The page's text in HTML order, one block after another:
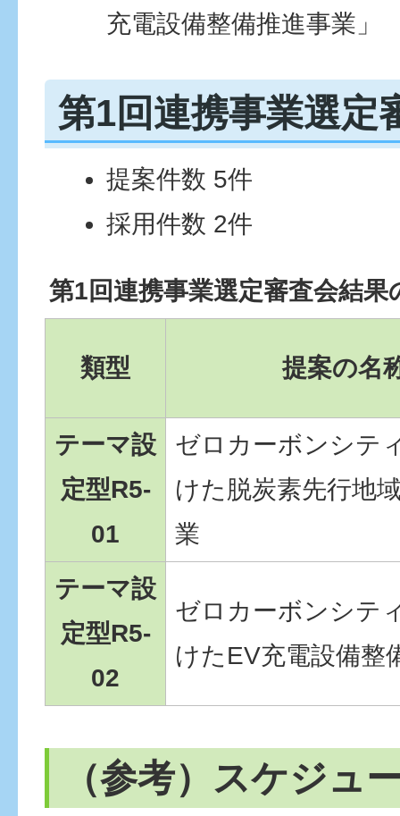
充電設備整備推進事業」
第1回連携事業選定
提案件数 5件
採用件数 2件
第1回連携事業選定審査会結果
類型 提案の名
テーマ設
定型R5-
01
ゼロカーボンシテ
けた脱炭素先行地
業
テーマ設
定型R5-
02
ゼロカーボンシテ
けたEV充電設備整
（参考）スケジュ